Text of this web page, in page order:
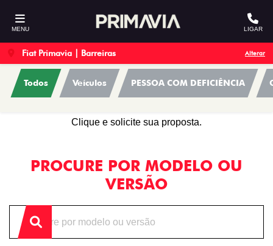
MENU LIGAR
Fiat Primavia | Barreiras Alterar
Todos Veículos PESSOA COM DEFICIÊNCIA
OFERTAS
Clique e solicite sua proposta.
PROCURE POR MODELO OU
VERSÃO